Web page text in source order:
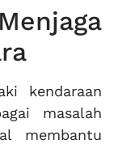
kendaraan
masalah
membantu